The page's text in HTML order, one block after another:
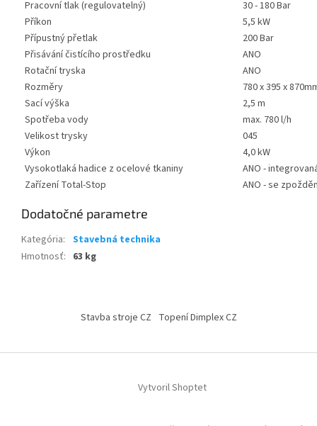
Pracovní tlak (regulovatelný)
30 - 180 Bar
Příkon
5,5 kW
Přípustný přetlak
200 Bar
Přisávání čistícího prostředku
ANO
Rotační tryska
ANO
Rozměry
780 x 395 x
Sací výška
2,5 m
Spotřeba vody
max. 780 l/h
Velikost trysky
045
Výkon
4,0 kW
Vysokotlaká hadice z ocelové tkaniny
ANO -
Zařízení Total-Stop
ANO - se
Dodatočné parametre
Kategória: Stavebná technika
Hmotnosť: 63 kg
Stavba stroje CZ Topení Dimplex CZ
Vytvoril Shoptet